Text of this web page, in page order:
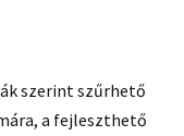
szerint szűrhető
a fejleszthető